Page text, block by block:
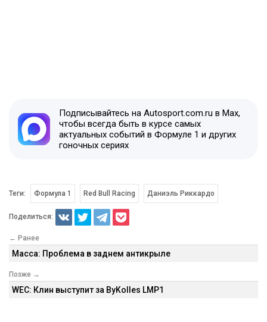
Подписывайтесь на Autosport.com.ru в Max,
чтобы всегда быть в курсе самых
актуальных событий в Формуле 1 и других
гоночных сериях
Теги: Формула 1 Red Bull Racing Даниэль Риккардо
Поделиться:
← Ранее
Масса: Проблема в заднем антикрыле
Позже →
WEC: Клин выступит за ByKolles LMP1